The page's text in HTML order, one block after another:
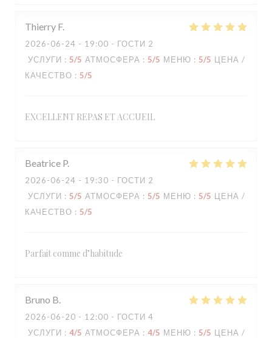
Thierry F
2026-06-24 - 19:00 - ГОСТИ 2
УСЛУГИ : 5/5 АТМОСФЕРА : 5/5 МЕНЮ : 5/5 ЦЕНА /
КАЧЕСТВО : 5/5
EXCELLENT REPAS ET ACCUEIL
Beatrice P
2026-06-24 - 19:30 - ГОСТИ 2
УСЛУГИ : 5/5 АТМОСФЕРА : 5/5 МЕНЮ : 5/5 ЦЕНА /
КАЧЕСТВО : 5/5
Parfait comme d’habitude
Bruno B
2026-06-20 - 12:00 - ГОСТИ 4
УСЛУГИ : 4/5 АТМОСФЕРА : 4/5 МЕНЮ : 5/5 ЦЕНА /